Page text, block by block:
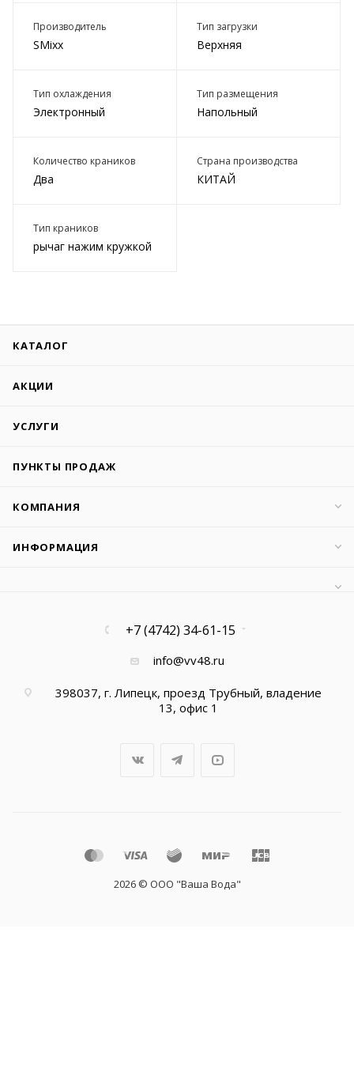
Производитель
SMixx
Тип загрузки
Верхняя
Тип охлаждения
Электронный
Тип размещения
Напольный
Количество краников
Два
Страна производства
КИТАЙ
Тип краников
рычаг нажим кружкой
КАТАЛОГ
АКЦИИ
УСЛУГИ
ПУНКТЫ ПРОДАЖ
КОМПАНИЯ
ИНФОРМАЦИЯ
+7 (4742) 34-61-15
info@vv48.ru
398037, г. Липецк, проезд Трубный, владение
13, офис 1
2026 © ООО "Ваша Вода"